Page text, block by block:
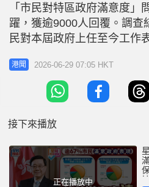
「市民對特區政府滿意度」
躍，獲逾9000人回覆。調查
民對本屆政府上任至今工作
69%受訪者表示滿意特首李
支持的政策或決定，以保障
二、三位分別是邊境關口實
女免稅額。此外，公屋綜合
港聞 2026-06-29 07:05 HKT
接下來播放
正在播放中
持